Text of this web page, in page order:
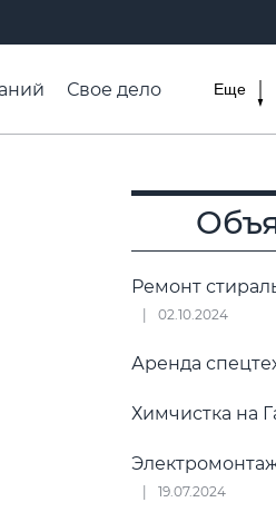
Свое дело
Еще
Ремонт
02.10.2024
Аренда
Химчистка на
19.07.2024